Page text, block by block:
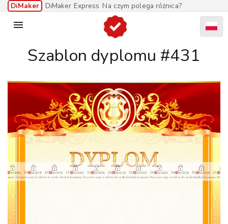
DiMaker DiMaker Express Na czym polega różnica?

Szablon dyplomu #431